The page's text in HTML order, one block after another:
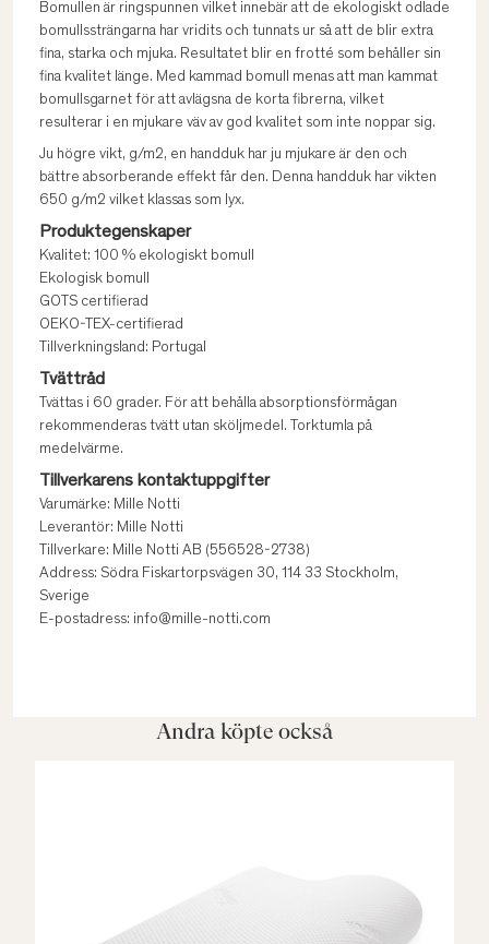
Bomullen är ringspunnen vilket innebär att de ekologiskt odlade
bomullssträngarna har vridits och tunnats ur så att de blir extra
fina, starka och mjuka. Resultatet blir en frotté som behåller sin
fina kvalitet länge. Med kammad bomull menas att man kammat
bomullsgarnet för att avlägsna de korta fibrerna, vilket
resulterar i en mjukare väv av god kvalitet som inte noppar sig.
Ju högre vikt, g/m2, en handduk har ju mjukare är den och
bättre absorberande effekt får den. Denna handduk har vikten
650 g/m2 vilket klassas som lyx.
Produktegenskaper
Kvalitet: 100 % ekologiskt bomull
Ekologisk bomull
GOTS certifierad
OEKO-TEX-certifierad
Tillverkningsland: Portugal
Tvättråd
Tvättas i 60 grader. För att behålla absorptionsförmågan
rekommenderas tvätt utan sköljmedel. Torktumla på
medelvärme.
Tillverkarens kontaktuppgifter
Varumärke: Mille Notti
Leverantör: Mille Notti
Tillverkare: Mille Notti AB (556528-2738)
Address: Södra Fiskartorpsvägen 30, 114 33 Stockholm,
Sverige
E-postadress: info@mille-notti.com
Andra köpte också